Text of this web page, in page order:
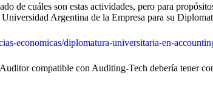
de cuáles son estas actividades, pero para
Argentina de la Empresa para su
economicas/diplomatura-universitaria-en-
compatible con Auditing-Tech debería tener